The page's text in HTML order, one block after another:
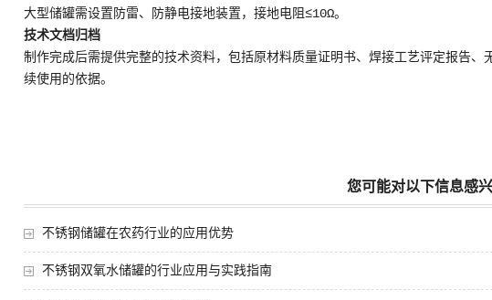
大型储罐需设置防雷、防静电接地装置，接地电阻≤10Ω。
技术文档归档
制作完成后需提供完整的技术资料，包括原材料质量证明书、焊接工艺评定报告
续使用的依据。
您可能对以下信息感兴
不锈钢储罐在农药行业的应用优势
不锈钢双氧水储罐的行业应用与实践指南